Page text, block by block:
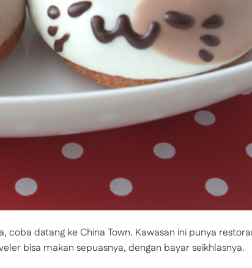
coba datang ke China Town. Kawasan ini punya
bisa makan sepuasnya, dengan bayar seikhlasnya.